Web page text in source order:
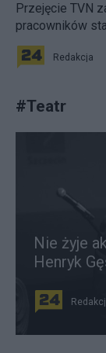
Przejęcie TVN
pracowników
Redakcja
#Teatr
Nie żyje
Henryk